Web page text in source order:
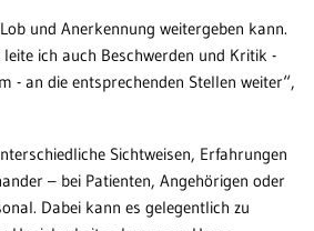
und Anerkennung weitergeben kann.
ich auch Beschwerden und Kritik -
- an die entsprechenden Stellen weiter“,
Sichtweisen, Erfahrungen
– bei Patienten, Angehörigen oder
Dabei kann es gelegentlich zu